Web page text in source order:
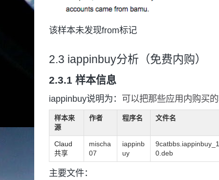
该样本未发现from标记
2.3 iappinbuy分析（免费内购）
2.3.1 样本信息
iappinbuy说明为： 可以把那些应用内购买
样本来
源
作者 程序名 文件名
Claud
共享
mischa
07
iappinb
uy
0.deb
主要文件：